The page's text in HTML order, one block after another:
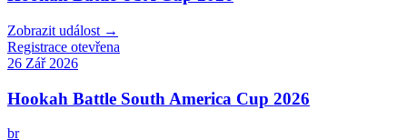
Zobrazit událost →
Registrace otevřena
26 Zář 2026
Hookah Battle South America Cup 2026
br